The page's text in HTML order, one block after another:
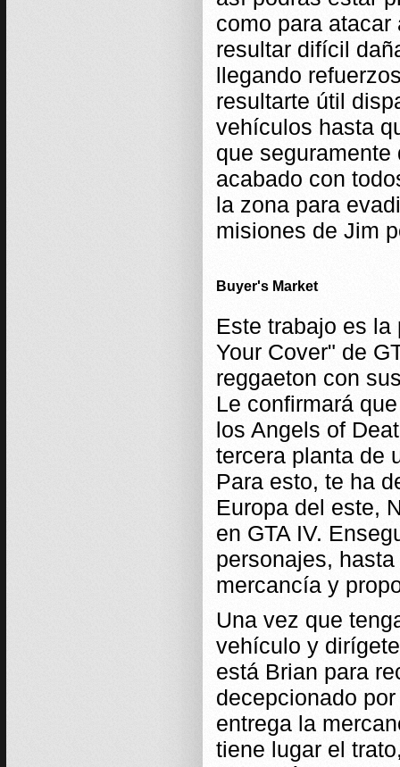
como para
resultar difícil
llegando
resultarte útil
vehículos hasta
que
acabado con
la zona para
misiones de Jim
Buyer's Market
Este trabajo es
Your Cover" de
reggaeton con
Le confirmará
los Angels of
tercera planta de
Para esto, te ha
Europa del este,
en GTA IV.
personajes,
mercancía y
Una vez que
vehículo y
está Brian para
decepcionado
entrega la
tiene lugar el